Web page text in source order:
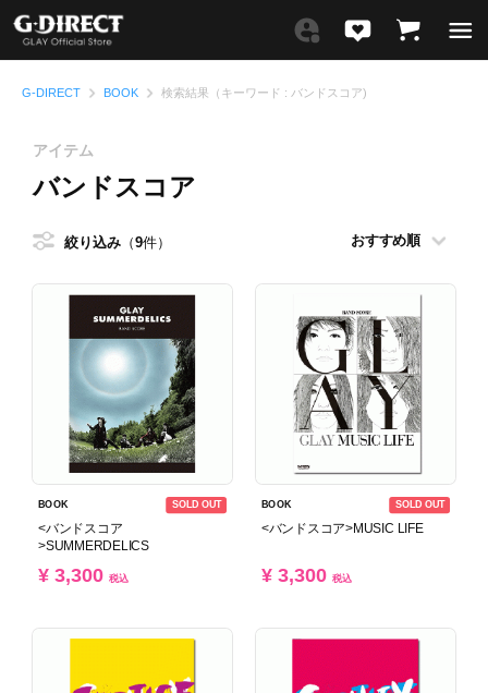
G-DIRECT BOOK 検索結果（キーワード : バンドスコア)
アイテム
バンドスコア
絞り込み 9
SOLD OUT
BOOK
<バンドスコア
>SUMMERDELICS
¥ 3,300 税込
SOLD OUT
BOOK
<バンドスコア>MUSIC LIFE
¥ 3,300 税込